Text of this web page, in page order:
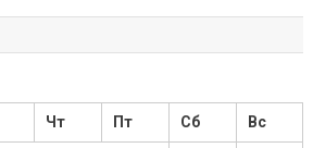
Чт Пт Сб Вс